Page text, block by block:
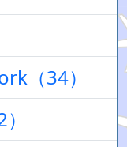
（34）